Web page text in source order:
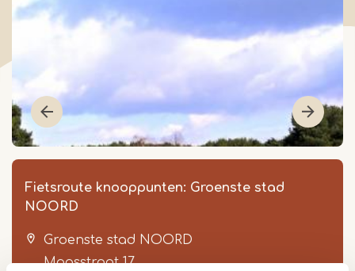
Fietsroute knooppunten: Groenste stad
NOORD
Groenste stad NOORD
Maasstraat 17